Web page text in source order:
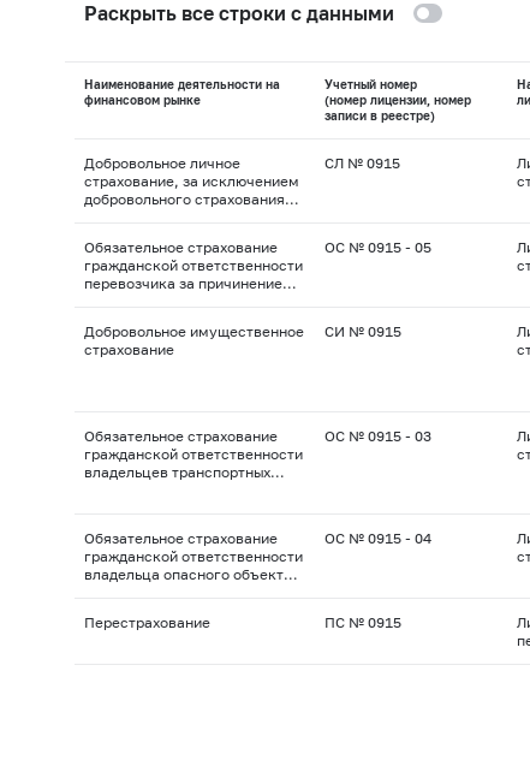
Раскрыть все строки с данными
Наименование деятельности на
финансовом рынке
Учетный номер
(номер лицензии, номер
записи в реестре)
Добровольное личное
страхование, за исключением
добровольного страхования
СЛ № 0915
Обязательное страхование
гражданской ответственности
перевозчика за причинение
ОС № 0915 - 05
Добровольное имущественное
страхование
СИ № 0915
Обязательное страхование
гражданской ответственности
владельцев транспортных
ОС № 0915 - 03
Обязательное страхование
гражданской ответственности
владельца опасного объекта
объекте
ОС № 0915 - 04
Перестрахование ПС № 0915